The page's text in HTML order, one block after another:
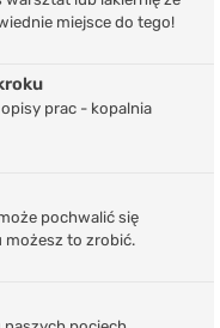
miejsce do tego!
prac - kopalnia
pochwalić się
możesz to zrobić.